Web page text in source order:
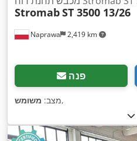
Naprawa 2,419 km
StromabST 3500 13/26
פנה
מצב: משומש ,